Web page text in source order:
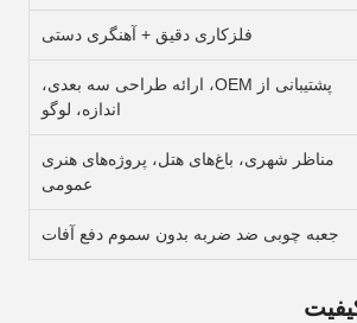
فلزکاری دقیق + آهنگری دستی
پشتیبانی از OEM، ارائه طراحی سه بعدی،
اندازه، لوگو
مناظر شهری، باغ‌های هتل، پروژه‌های هنری
عمومی
جعبه چوبی ضد ضربه بدون سموم دفع آفات